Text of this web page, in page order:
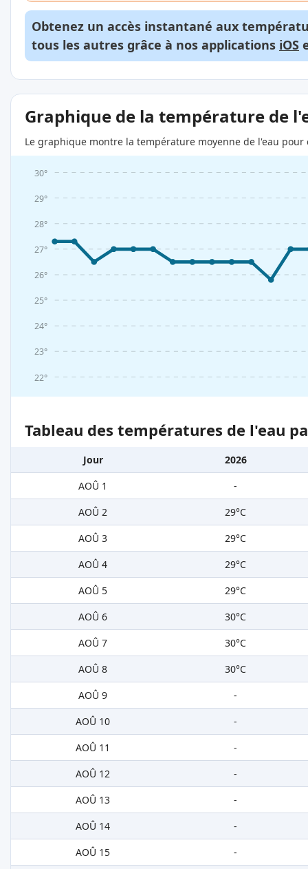
Obtenez un accès instantané aux
tous les autres grâce à nos applications iOS
Graphique de la température de
Le graphique montre la température moyenne de l'eau
22°
23°
24°
25°
26°
27°
28°
29°
30°
Tableau des températures de l'eau
Jour
2026
AOÛ 1
-
AOÛ 2
29°C
AOÛ 3
29°C
AOÛ 4
29°C
AOÛ 5
29°C
AOÛ 6
30°C
AOÛ 7
30°C
AOÛ 8
30°C
AOÛ 9
-
AOÛ 10
-
AOÛ 11
-
AOÛ 12
-
AOÛ 13
-
AOÛ 14
-
AOÛ 15
-